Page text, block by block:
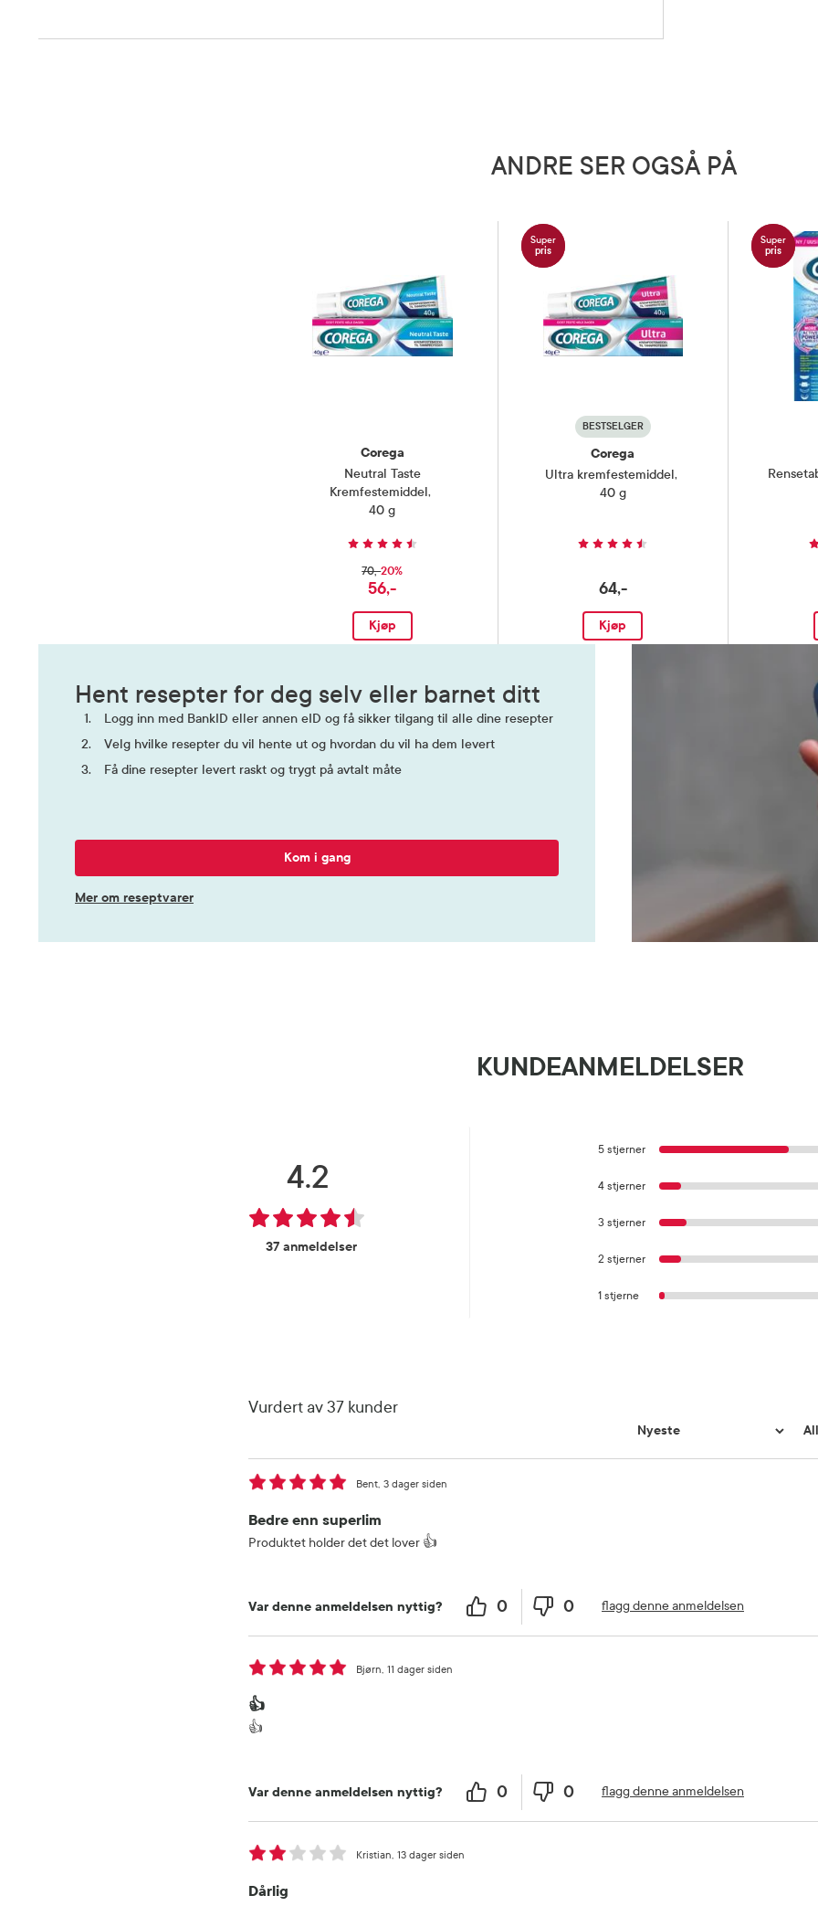
ANDRE SER OGSÅ PÅ
Corega
Neutral Taste
Kremfestemiddel,
40 g
70,-20%
56,-
Kjøp
Super
pris
BESTSELGER
Corega
Ultra kremfestemiddel,
40 g
64,-
Kjøp
Super
pris
Hent resepter for deg selv eller barnet ditt
Logg inn med BankID eller annen eID og få sikker tilgang til alle dine resepter
Velg hvilke resepter du vil hente ut og hvordan du vil ha dem levert
Få dine resepter levert raskt og trygt på avtalt måte
Kom i gang
Mer om reseptvarer
KUNDEANMELDELSER
4.2
37 anmeldelser
5 stjerner
4 stjerner
3 stjerner
2 stjerner
1 stjerne
Vurdert av 37 kunder
Bedre enn superlim
3 dager siden
Bent
Produktet holder det det lover 👍
Var denne anmeldelsen nyttig? 0 0 flagg denne anmeldelsen
👍
11 dager siden
Bjørn
👍
Var denne anmeldelsen nyttig? 0 0 flagg denne anmeldelsen
Dårlig
13 dager siden
Kristian